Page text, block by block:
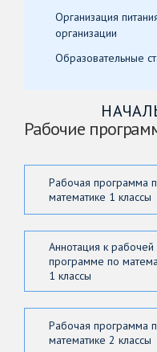
Организация
организации
Образовательные
Рабочие
Рабочая программа
математике 1 классы
Аннотация к рабочей
программе по
1 классы
Рабочая программа
математике 2 классы